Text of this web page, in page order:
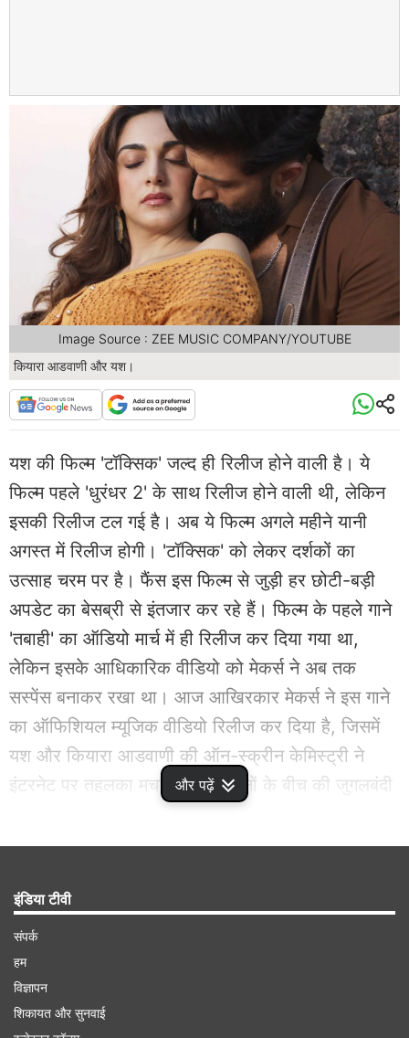
और पढ़ें
कियारा आडवाणी और यश।
Image Source : ZEE MUSIC COMPANY/YOUTUBE
यश की फिल्म 'टॉक्सिक' जल्द ही रिलीज होने वाली है। ये
फिल्म पहले 'धुरंधर 2' के साथ रिलीज होने वाली थी, लेकिन
इसकी रिलीज टल गई है। अब ये फिल्म अगले महीने यानी
अगस्त में रिलीज होगी। 'टॉक्सिक' को लेकर दर्शकों का
उत्साह चरम पर है। फैंस इस फिल्म से जुड़ी हर छोटी-बड़ी
अपडेट का बेसब्री से इंतजार कर रहे हैं। फिल्म के पहले गाने
'तबाही' का ऑडियो मार्च में ही रिलीज कर दिया गया था,
लेकिन इसके आधिकारिक वीडियो को मेकर्स ने अब तक
सस्पेंस बनाकर रखा था। आज आखिरकार मेकर्स ने इस गाने
का ऑफिशियल म्यूजिक वीडियो रिलीज कर दिया है, जिसमें
यश और कियारा आडवाणी की ऑन-स्क्रीन केमिस्ट्री ने
इंटरनेट पर तहलका मचा दिया है। दोनों के बीच की जुगलबंदी
इंडिया टीवी
संपर्क
हम
विज्ञापन
शिकायत और सुनवाई